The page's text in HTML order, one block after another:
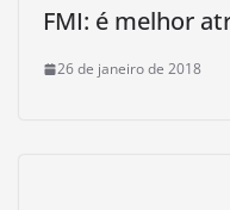
FMI: é melhor
26 de janeiro de 2018